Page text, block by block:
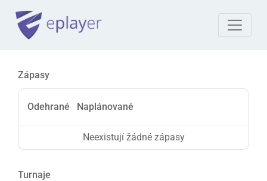
Turnaje
Zápasy
Odehrané Naplánované
Neexistují žádné zápasy